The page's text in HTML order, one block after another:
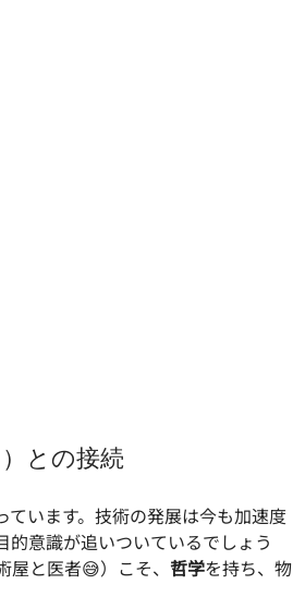
との接続
います。技術の発展は今も加速度
意識が追いついているでしょう
と医者😅）こそ、 哲学を持ち、物